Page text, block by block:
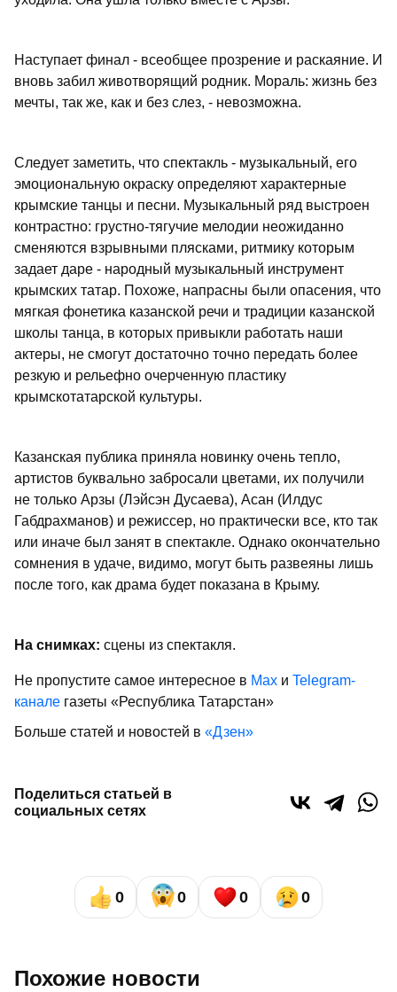
Наступает финал - всеобщее прозрение и раскаяние. И
вновь забил животворящий родник. Мораль: жизнь без
мечты, так же, как и без слез, - невозможна.
Следует заметить, что спектакль - музыкальный, его
эмоциональную окраску определяют характерные
крымские танцы и песни. Музыкальный ряд выстроен
контрастно: грустно-тягучие мелодии неожиданно
сменяются взрывными плясками, ритмику которым
задает даре - народный музыкальный инструмент
крымских татар. Похоже, напрасны были опасения, что
мягкая фонетика казанской речи и традиции казанской
школы танца, в которых привыкли работать наши
актеры, не смогут достаточно точно передать более
резкую и рельефно очерченную пластику
крымскотатарской культуры.
Казанская публика приняла новинку очень тепло,
артистов буквально забросали цветами, их получили
не только Арзы (Лэйсэн Дусаева), Асан (Илдус
Габдрахманов) и режиссер, но практически все, кто так
или иначе был занят в спектакле. Однако окончательно
сомнения в удаче, видимо, могут быть развеяны лишь
после того, как драма будет показана в Крыму.
На снимках: сцены из спектакля.
Не пропустите самое интересное в Max и Telegram-
канале газеты «Республика Татарстан»
Больше статей и новостей в «Дзен»
Поделиться статьей в
социальных сетях
0 0 0 0
Похожие новости